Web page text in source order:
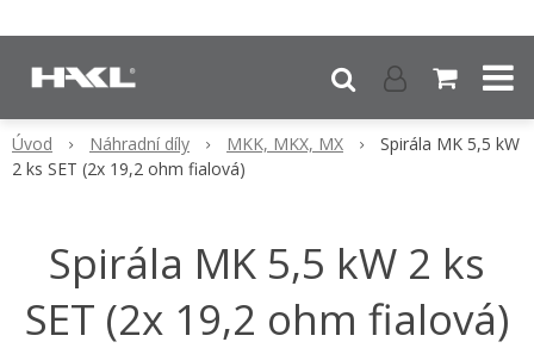
Úvod Náhradní díly MKK, MKX, MX
Spirála MK 5,5 kW
2 ks SET (2x 19,2 ohm fialová)
Spirála MK 5,5 kW 2 ks
SET (2x 19,2 ohm fialová)